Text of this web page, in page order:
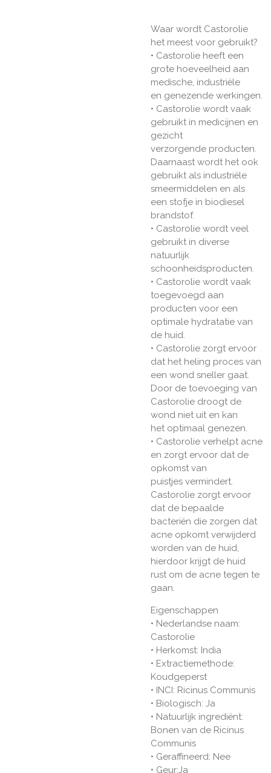
Waar wordt Castorolie
het meest voor gebruikt?
• Castorolie heeft een
grote hoeveelheid aan
medische, industriële
en genezende werkingen.
• Castorolie wordt vaak
gebruikt in medicijnen en
gezicht
verzorgende producten.
Daarnaast wordt het ook
gebruikt als industriële
smeermiddelen en als
een stofje in biodiesel
brandstof.
• Castorolie wordt veel
gebruikt in diverse
natuurlijk
schoonheidsproducten.
• Castorolie wordt vaak
toegevoegd aan
producten voor een
optimale hydratatie van
de huid.
• Castorolie zorgt ervoor
dat het heling proces van
een wond sneller gaat.
Door de toevoeging van
Castorolie droogt de
wond niet uit en kan
het optimaal genezen.
• Castorolie verhelpt acne
en zorgt ervoor dat de
opkomst van
puistjes vermindert.
Castorolie zorgt ervoor
dat de bepaalde
bacteriën die zorgen dat
acne opkomt verwijderd
worden van de huid,
hierdoor krijgt de huid
rust om de acne tegen te
gaan.
Eigenschappen
• Nederlandse naam:
Castorolie
• Herkomst: India
• Extractiemethode:
Koudgeperst
• INCI: Ricinus Communis
• Biologisch: Ja
• Natuurlijk ingrediënt:
Bonen van de Ricinus
Communis
• Geraffineerd: Nee
• Geur:Ja